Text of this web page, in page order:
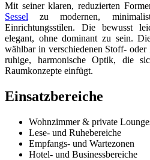
Mit seiner klaren, reduzierten
Sessel zu modernen,
Einrichtungsstilen. Die bewusst
elegant, ohne dominant zu sein.
wählbar in verschiedenen Stoff- oder
ruhige, harmonische Optik, die
Raumkonzepte einfügt.
Einsatzbereiche
Wohnzimmer & private
Lese- und Ruhebereiche
Empfangs- und Wartezonen
Hotel- und Businessbereiche